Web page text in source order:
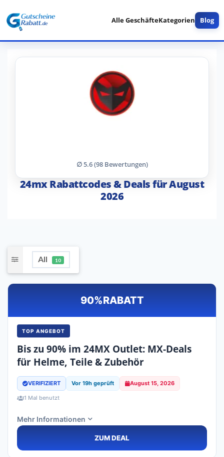
Alle GeschäfteKategorien Blog
∅ 5.6 (98 Bewertungen)
24mx Rabattcodes & Deals für August
2026
All 10
90%RABATT
TOP ANGEBOT
Bis zu 90% im 24MX Outlet: MX-Deals
für Helme, Teile & Zubehör
VERIFIZIERT Vor 19h geprüft August 15, 2026
1 Mal benutzt
Mehr Informationen
ZUM DEAL